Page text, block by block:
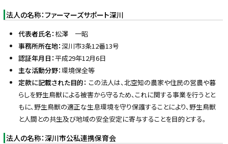
法人の名称：ファーマーズサポート深川
代表者氏名：松澤 一昭
事務所所在地：深川市3条12番13号
認証年月日：平成29年12月6日
主な活動分野：環境保全等
定款に記載された目的： この法人は、北空知の農家や住民の営農や暮
らしを野生鳥獣による被害から守るため、これに関する事業を行うとと
もに、野生鳥獣の適正な生息環境を守り保護することにより、野生鳥獣
と人間との共生及び地域の安全安定に寄与することを目的とする。
法人の名称：深川市公私連携保育会